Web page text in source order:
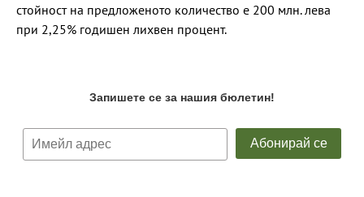
стойност на предложеното количество е 200 млн. лева
при 2,25% годишен лихвен процент.